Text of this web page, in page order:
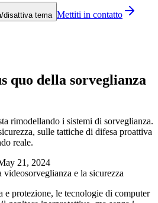
disattiva tema Mettiti in contatto
quo della sorveglianza
rimodellando i sistemi di sorveglianza.
sulle tattiche di difesa proattiva
reale.
21, 2024
e protezione, le tecnologie di computer